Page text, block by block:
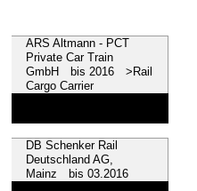
ARS Altmann - PCT
Private Car Train
GmbH bis 2016 >Rail
Cargo Carrier
DB Schenker Rail
Deutschland AG,
Mainz bis 03.2016